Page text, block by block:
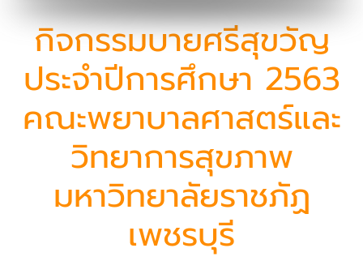
กิจกรรมบายศรีสุขวัญ
ประจำปีการศึกษา 2563
คณะพยาบาลศาสตร์และ
วิทยาการสุขภาพ
มหาวิทยาลัยราชภัฏ
เพชรบุรี